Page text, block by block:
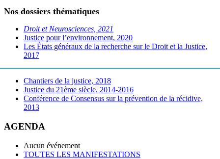
Nos dossiers thématiques
Droit et Neurosciences, 2021
Justice pour l’environnement, 2020
Les États généraux de la recherche sur le Droit et la Justice,
2017
Chantiers de la justice, 2018
Justice du 21ème siècle, 2014-2016
Conférence de Consensus sur la prévention de la récidive,
2013
AGENDA
Aucun événement
TOUTES LES MANIFESTATIONS